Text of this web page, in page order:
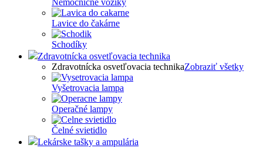
Nemocničné vozíky
Lavice do čakárne
Schodíky
Zdravotnícka osvetľovacia technika
Zdravotnícka osvetľovacia technikaZobraziť všetky
Vyšetrovacia lampa
Operačné lampy
Čelné svietidlo
Lekárske tašky a ampulária